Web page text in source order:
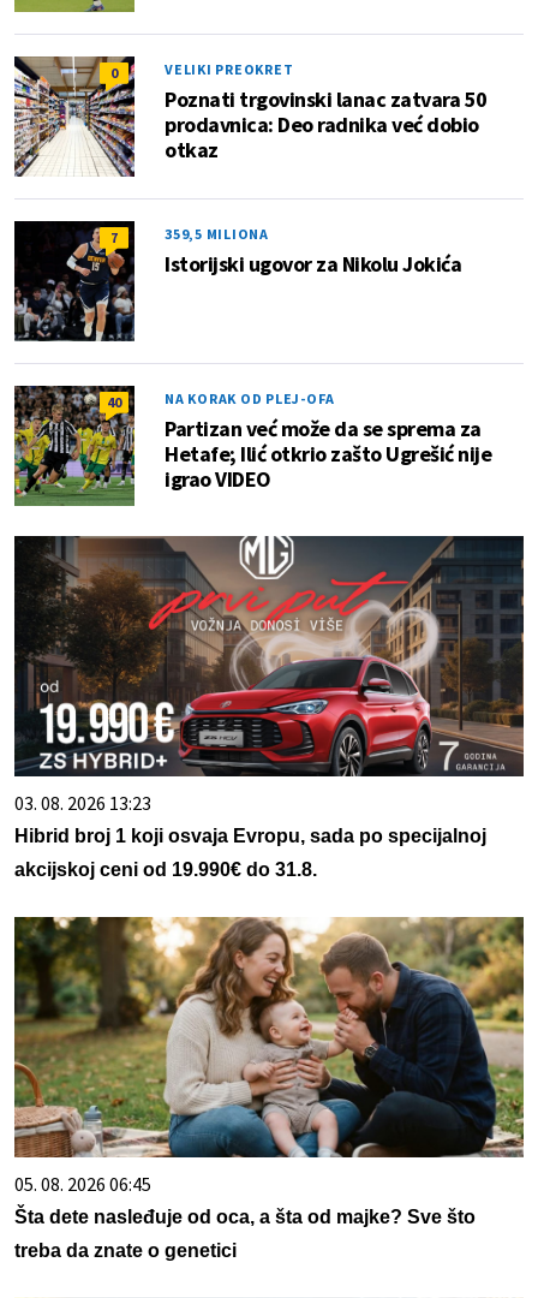
0 VELIKI PREOKRET
Poznati trgovinski lanac zatvara 50
prodavnica: Deo radnika već dobio
otkaz
7 359,5 MILIONA
Istorijski ugovor za Nikolu Jokića
40 NA KORAK OD PLEJ-OFA
Partizan već može da se sprema za
Hetafe; Ilić otkrio zašto Ugrešić nije
igrao VIDEO
03. 08. 2026 13:23
Hibrid broj 1 koji osvaja Evropu, sada po specijalnoj
akcijskoj ceni od 19.990€ do 31.8.
05. 08. 2026 06:45
Šta dete nasleđuje od oca, a šta od majke? Sve što
treba da znate o genetici